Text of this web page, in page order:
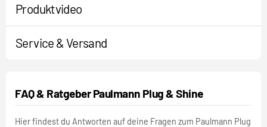
Produktvideo
Service & Versand
FAQ & Ratgeber Paulmann Plug & Shine
Hier findest du Antworten auf deine Fragen zum Paulmann Plug